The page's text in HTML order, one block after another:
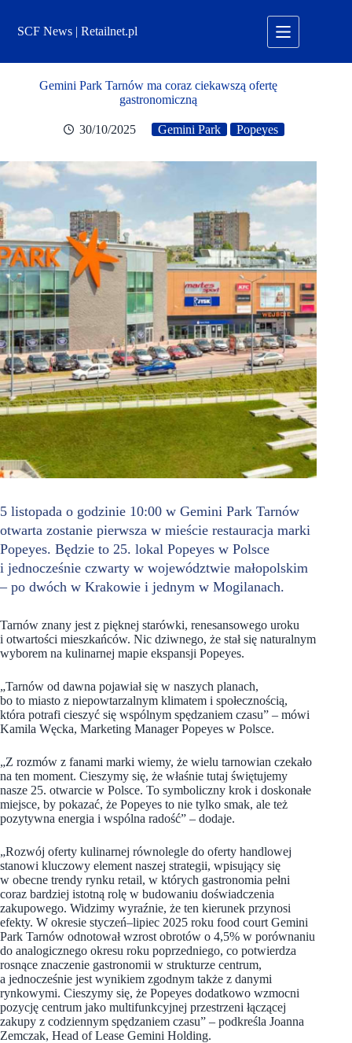
treściSCF News | Retailnet.pl
Gemini Park Tarnów ma coraz ciekawszą ofertę
gastronomiczną
30/10/2025 Gemini Park Popeyes
5 listopada o godzinie 10:00 w Gemini Park Tarnów
otwarta zostanie pierwsza w mieście restauracja marki
Popeyes. Będzie to 25. lokal Popeyes w Polsce
i jednocześnie czwarty w województwie małopolskim
– po dwóch w Krakowie i jednym w Mogilanach.
Tarnów znany jest z pięknej starówki, renesansowego uroku
i otwartości mieszkańców. Nic dziwnego, że stał się naturalnym
wyborem na kulinarnej mapie ekspansji Popeyes.
„Tarnów od dawna pojawiał się w naszych planach,
bo to miasto z niepowtarzalnym klimatem i społecznością,
która potrafi cieszyć się wspólnym spędzaniem czasu” – mówi
Kamila Węcka, Marketing Manager Popeyes w Polsce.
„Z rozmów z fanami marki wiemy, że wielu tarnowian czekało
na ten moment. Cieszymy się, że właśnie tutaj świętujemy
nasze 25. otwarcie w Polsce. To symboliczny krok i doskonałe
miejsce, by pokazać, że Popeyes to nie tylko smak, ale też
pozytywna energia i wspólna radość” – dodaje.
„Rozwój oferty kulinarnej równolegle do oferty handlowej
stanowi kluczowy element naszej strategii, wpisujący się
w obecne trendy rynku retail, w których gastronomia pełni
coraz bardziej istotną rolę w budowaniu doświadczenia
zakupowego. Widzimy wyraźnie, że ten kierunek przynosi
efekty. W okresie styczeń–lipiec 2025 roku food court Gemini
Park Tarnów odnotował wzrost obrotów o 4,5% w porównaniu
do analogicznego okresu roku poprzedniego, co potwierdza
rosnące znaczenie gastronomii w strukturze centrum,
a jednocześnie jest wynikiem zgodnym także z danymi
rynkowymi. Cieszymy się, że Popeyes dodatkowo wzmocni
pozycję centrum jako multifunkcyjnej przestrzeni łączącej
zakupy z codziennym spędzaniem czasu” – podkreśla Joanna
Zemczak, Head of Lease Gemini Holding.